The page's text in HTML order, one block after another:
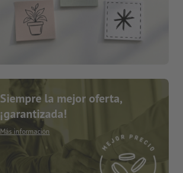
Siempre la mejor oferta,
¡garantizada!
Más información